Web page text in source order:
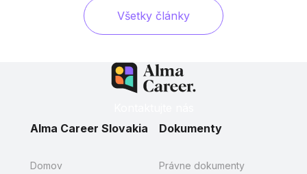
Všetky články
Alma Career Slovakia
Domov
Dokumenty
Právne dokumenty